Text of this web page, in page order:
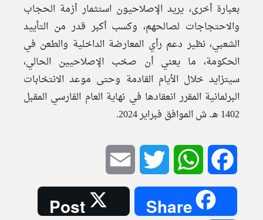
بعبارة أخرى، يريد الإصلاحيون استثمار أزمة الحجاب
والاحتجاجات لصالحهم، وكسب أكبر قدر من التأييد
الشعبي، نظير دعم رأي المعارضة الداخلية والطعن في
الحكومة، ما يعني أن صخب الإصلاحيين الحالي،
سيتزايد خلال الأيام القادمة وحتى موعد الانتخابات
البرلمانية المقرر انعقادها في نهاية العام الفارسي المقبل
1402 هـ. ش الموافق فبراير 2024.
Facebook
WhatsApp
Twitter
Share
Post